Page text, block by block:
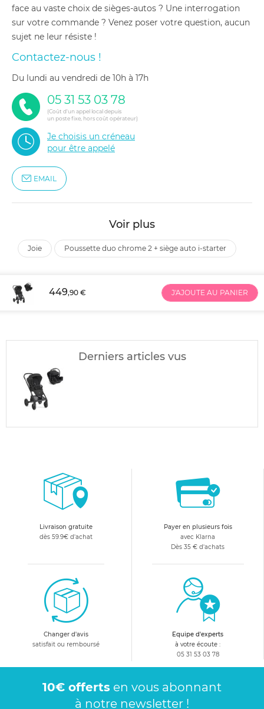
face au vaste choix de sièges-autos ? Une interrogation
sur votre commande ? Venez poser votre question, aucun
sujet ne leur résiste !
Contactez-nous !
du lundi au vendredi de 10h à 17h
05 31 53 03 78
(Coût d'un appel local depuis
un poste fixe, hors coût opérateur)
Je choisis un créneau
pour être appelé
EMAIL
Voir plus
joie poussette duo chrome 2 + siège auto i-starter
449,90 € J'AJOUTE AU PANIER
Derniers articles vus
Livraison gratuite
dès 59.9€ d'achat
Payer en plusieurs fois
avec Klarna
Dès 35 € d'achats
Changer d'avis
satisfait ou remboursé
Equipe d'experts
à votre écoute :
05 31 53 03 78
10€ offerts en vous abonnant
à notre newsletter !